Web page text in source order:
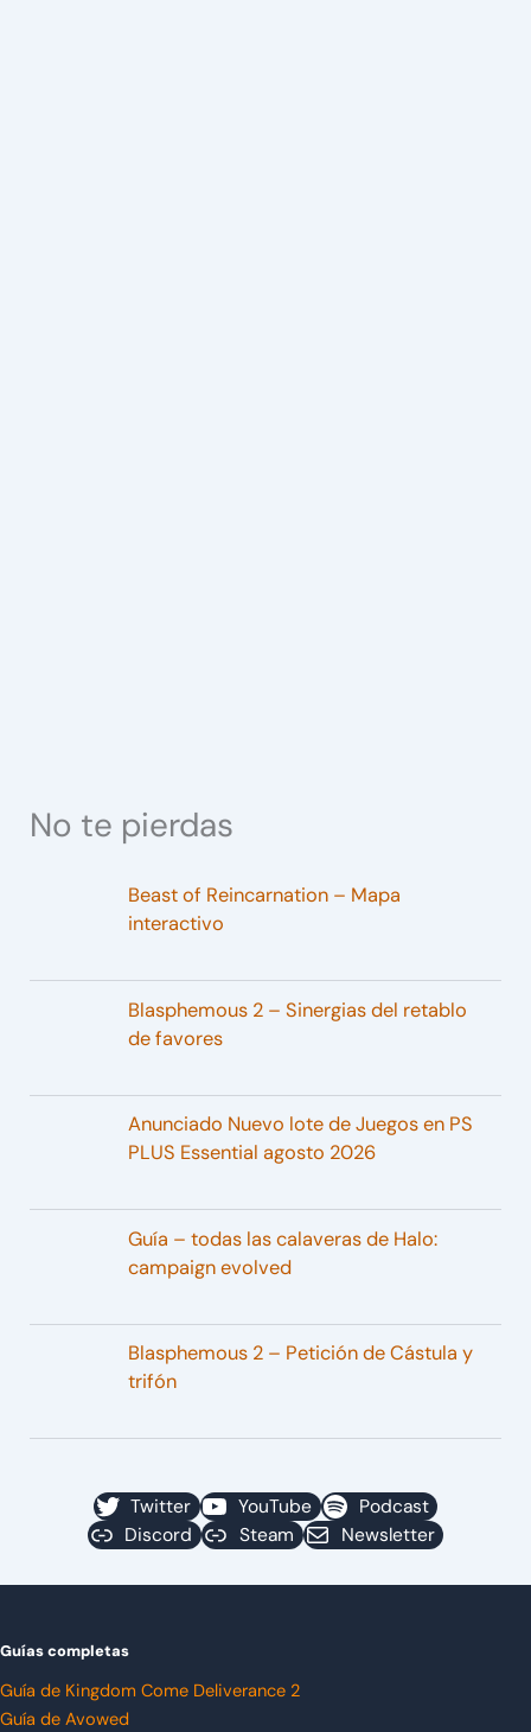
No te pierdas
Beast of Reincarnation – Mapa
interactivo
Blasphemous 2 – Sinergias del retablo
de favores
Anunciado Nuevo lote de Juegos en PS
PLUS Essential agosto 2026
Guía – todas las calaveras de Halo:
campaign evolved
Blasphemous 2 – Petición de Cástula y
trifón
Twitter YouTube
Podcast
Discord
Steam Newsletter
Guías completas
Guía de Kingdom Come Deliverance 2
Guía de Avowed